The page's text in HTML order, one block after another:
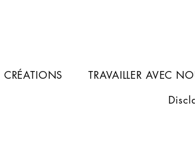
TRAVAILLER AVEC